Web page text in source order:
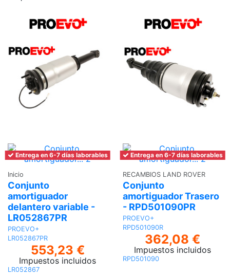
Entrega en 6-7 días laborables
Inicio
Conjunto
amortiguador
delantero variable -
LR052867PR
PROEVO+
LR052867PR
553,23 €
Impuestos incluidos
LR052867
Entrega en 6-7 días laborables
RECAMBIOS LAND ROVER
Conjunto
amortiguador Trasero
- RPD501090PR
PROEVO+
RPD501090R
362,08 €
Impuestos incluidos
RPD501090